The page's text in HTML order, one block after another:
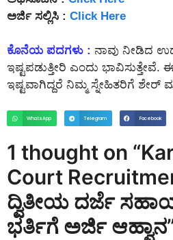
ಅರ್ಜಿ ಸಲ್ಲಿಸಿ : Click Here
ಕೊನೆಯ ಪದಗಳು : ನಾವು ನೀಡಿದ
ಇಷ್ಟಪಡುತ್ತೀರಿ ಎಂದು
ಇಷ್ಟವಾಗಿದ್ದರೆ ನಿಮ್ಮ ಸ್ನೇಹಿತರಿಗೆ
WhatsApp Telegram Facebook
1 thought on
Court
ದ್ವಿತೀಯ ದರ್ಜೆ
ಭರ್ತಿಗೆ ಅರ್ಜಿ